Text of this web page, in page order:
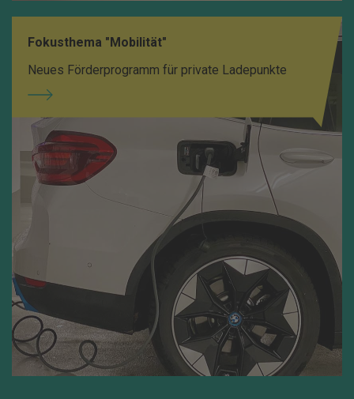
Fokusthema "Mobilität"
Neues Förderprogramm für private Ladepunkte